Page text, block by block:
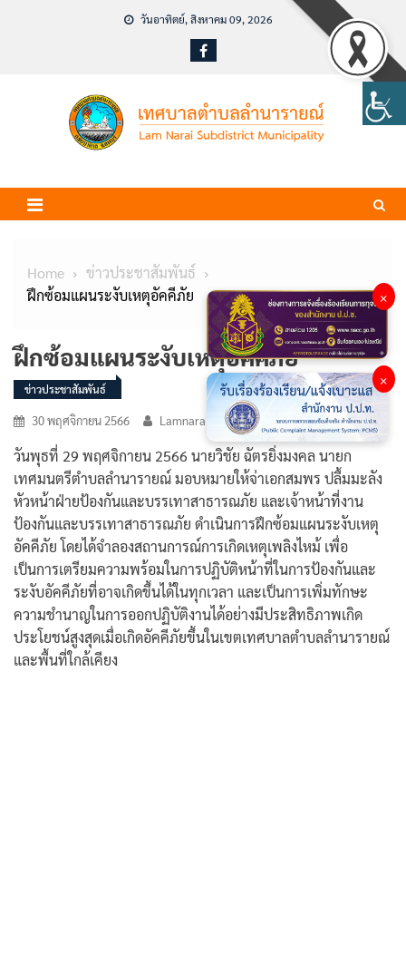
วันอาทิตย์, สิงหาคม 09, 2026
Home
ข่าวประชาสัมพันธ์
ฝึกซ้อมแผนระงับเหตุอัคคีภัย
ฝึกซ้อมแผนระงับเหตุอัคคีภัย
ข่าวประชาสัมพันธ์
30 พฤศจิกายน 2566 Lamnaraicity@2021
วันพุธที่ 29 พฤศจิกายน 2566 นายวิชัย ฉัตรยิ่งมงคล นายก
เทศมนตรีตำบลลำนารายณ์ มอบหมายให้จ่าเอกสมพร ปลื้มมะลัง
หัวหน้าฝ่ายป้องกันและบรรเทาสาธารณภัย และเจ้าหน้าที่งาน
ป้องกันและบรรเทาสาธารณภัย ดำเนินการฝึกซ้อมแผนระงับเหตุ
อัคคีภัย โดยได้จำลองสถานการณ์การเกิดเหตุเพลิงไหม้ เพื่อ
เป็นการเตรียมความพร้อมในการปฏิบัติหน้าที่ในการป้องกันและ
ระงับอัคคีภัยที่อาจเกิดขึ้นได้ในทุกเวลา และเป็นการเพิ่มทักษะ
ความชำนาญในการออกปฏิบัติงานได้อย่างมีประสิทธิภาพเกิด
ประโยชน์สูงสุดเมื่อเกิดอัคคีภัยขึ้นในเขตเทศบาลตำบลลำนารายณ์
และพื้นที่ใกล้เคียง
×
×